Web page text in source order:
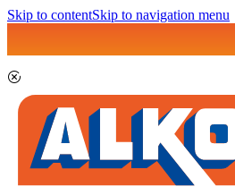
Skip to contentSkip to navigation menu